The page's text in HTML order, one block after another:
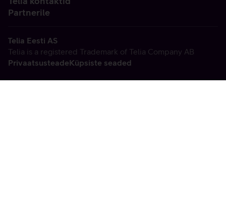
Partnerile
Telia Eesti AS
Telia is a registered Trademark of Telia Company AB
PrivaatsusteadeKüpsiste seaded